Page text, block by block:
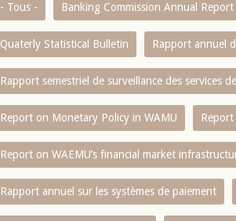
- Tous - Banking Commission Annual Report
Quaterly Statistical Bulletin Rapport annuel
Rapport semestriel de surveillance des services
Report on Monetary Policy in WAMU
Report on WAEMU’s financial market
Rapport annuel sur les systèmes de paiement